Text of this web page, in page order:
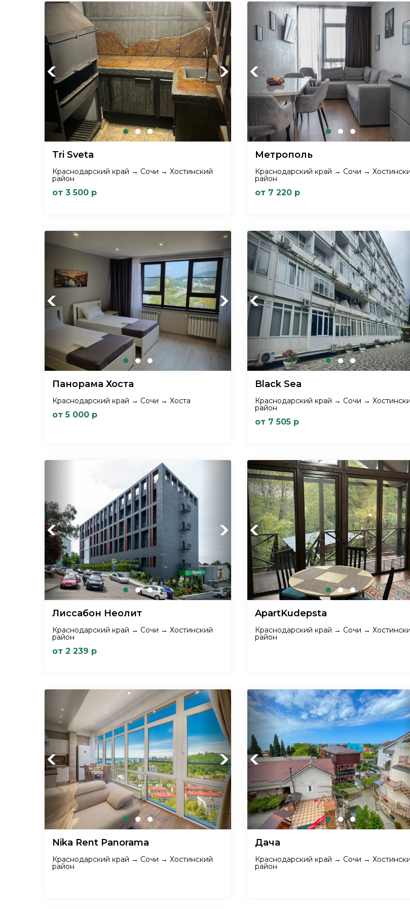
Previous Next
Tri Sveta
Краснодарский край → Сочи → Хостинский
район
от 3 500 р
Previous
Метрополь
Краснодарский край → Сочи →
район
от 7 220 р
Previous Next
Панорама Хоста
Краснодарский край → Сочи → Хоста
от 5 000 р
Previous
Black Sea
Краснодарский край → Сочи →
район
от 7 505 р
Previous Next
Лиссабон Неолит
Краснодарский край → Сочи → Хостинский
район
от 2 239 р
Previous
ApartKudepsta
Краснодарский край → Сочи →
район
Previous Next
Nika Rent Panorama
Краснодарский край → Сочи → Хостинский
район
Previous
Дача
Краснодарский край → Сочи →
район